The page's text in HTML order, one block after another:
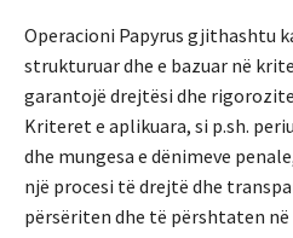
Operacioni Papyrus gjithashtu
strukturuar dhe e bazuar në
garantojë drejtësi dhe
Kriteret e aplikuara, si p.sh.
dhe mungesa e dënimeve
një procesi të drejtë dhe
përsëriten dhe të përshtaten